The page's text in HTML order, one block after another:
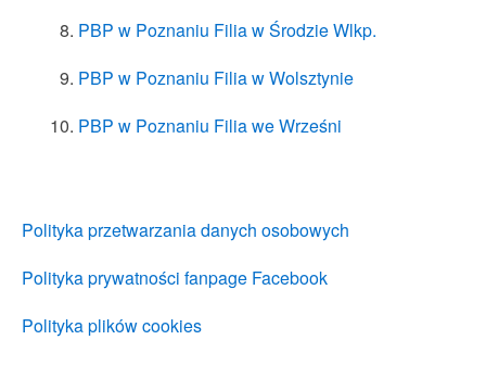
PBP w Poznaniu Filia w Środzie Wlkp.
PBP w Poznaniu Filia w Wolsztynie
PBP w Poznaniu Filia we Wrześni
Polityka przetwarzania danych osobowych
Polityka prywatności fanpage Facebook
Polityka plików cookies